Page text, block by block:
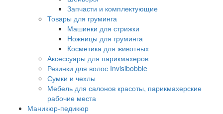
Запчасти и комплектующие
Товары для груминга
Машинки для стрижки
Ножницы для груминга
Косметика для животных
Аксессуары для парикмахеров
Резинки для волос Invisibobble
Сумки и чехлы
Мебель для салонов красоты, парикмахерские
рабочие места
Маникюр-педикюр